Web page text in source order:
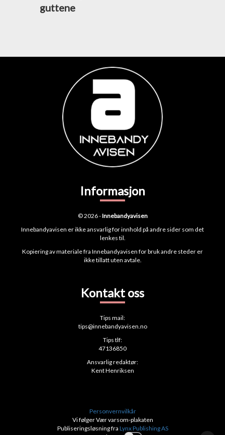
guttene
Informasjon
© 2026 -Innebandyavisen
Innebandyavisen er ikke ansvarlig for innhold på andre sider som det
lenkes til.
Kopiering av materiale fra Innebandyavisen for bruk andre steder er
ikke tillatt uten avtale.
Kontakt oss
Tips mail:
tips@innebandyavisen.no
Tips tlf:
47136850
Ansvarlig redaktør:
Kent Henriksen
Personvernvilkår
Vi følger Vær varsom-plakaten
Publiseringsløsning fra Lynx Publishing AS